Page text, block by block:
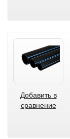
Добавить в
сравнение